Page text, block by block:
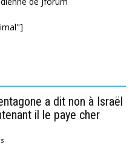
a dit non à Israël
il le paye cher